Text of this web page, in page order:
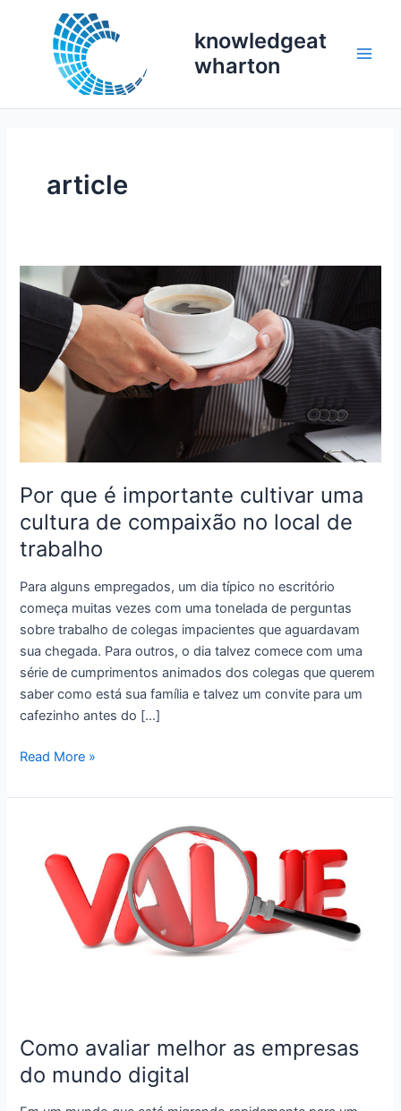
knowledgeat
wharton
article
Por que é importante cultivar uma
cultura de compaixão no local de
trabalho
Para alguns empregados, um dia típico no escritório
começa muitas vezes com uma tonelada de perguntas
sobre trabalho de colegas impacientes que aguardavam
sua chegada. Para outros, o dia talvez comece com uma
série de cumprimentos animados dos colegas que querem
saber como está sua família e talvez um convite para um
cafezinho antes do […]
Por
é
uma
cultura
compaixão
Read More »
Como avaliar melhor as empresas
do mundo digital